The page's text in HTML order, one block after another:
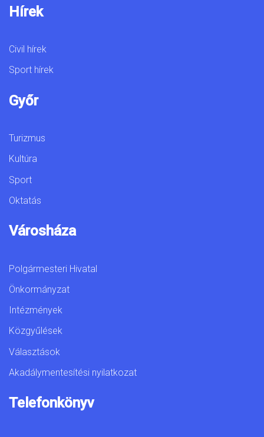
Hírek
Civil hírek
Sport hírek
Győr
Turizmus
Kultúra
Sport
Oktatás
Városháza
Polgármesteri Hivatal
Önkormányzat
Intézmények
Közgyűlések
Választások
Akadálymentesítési nyilatkozat
Telefonkönyv